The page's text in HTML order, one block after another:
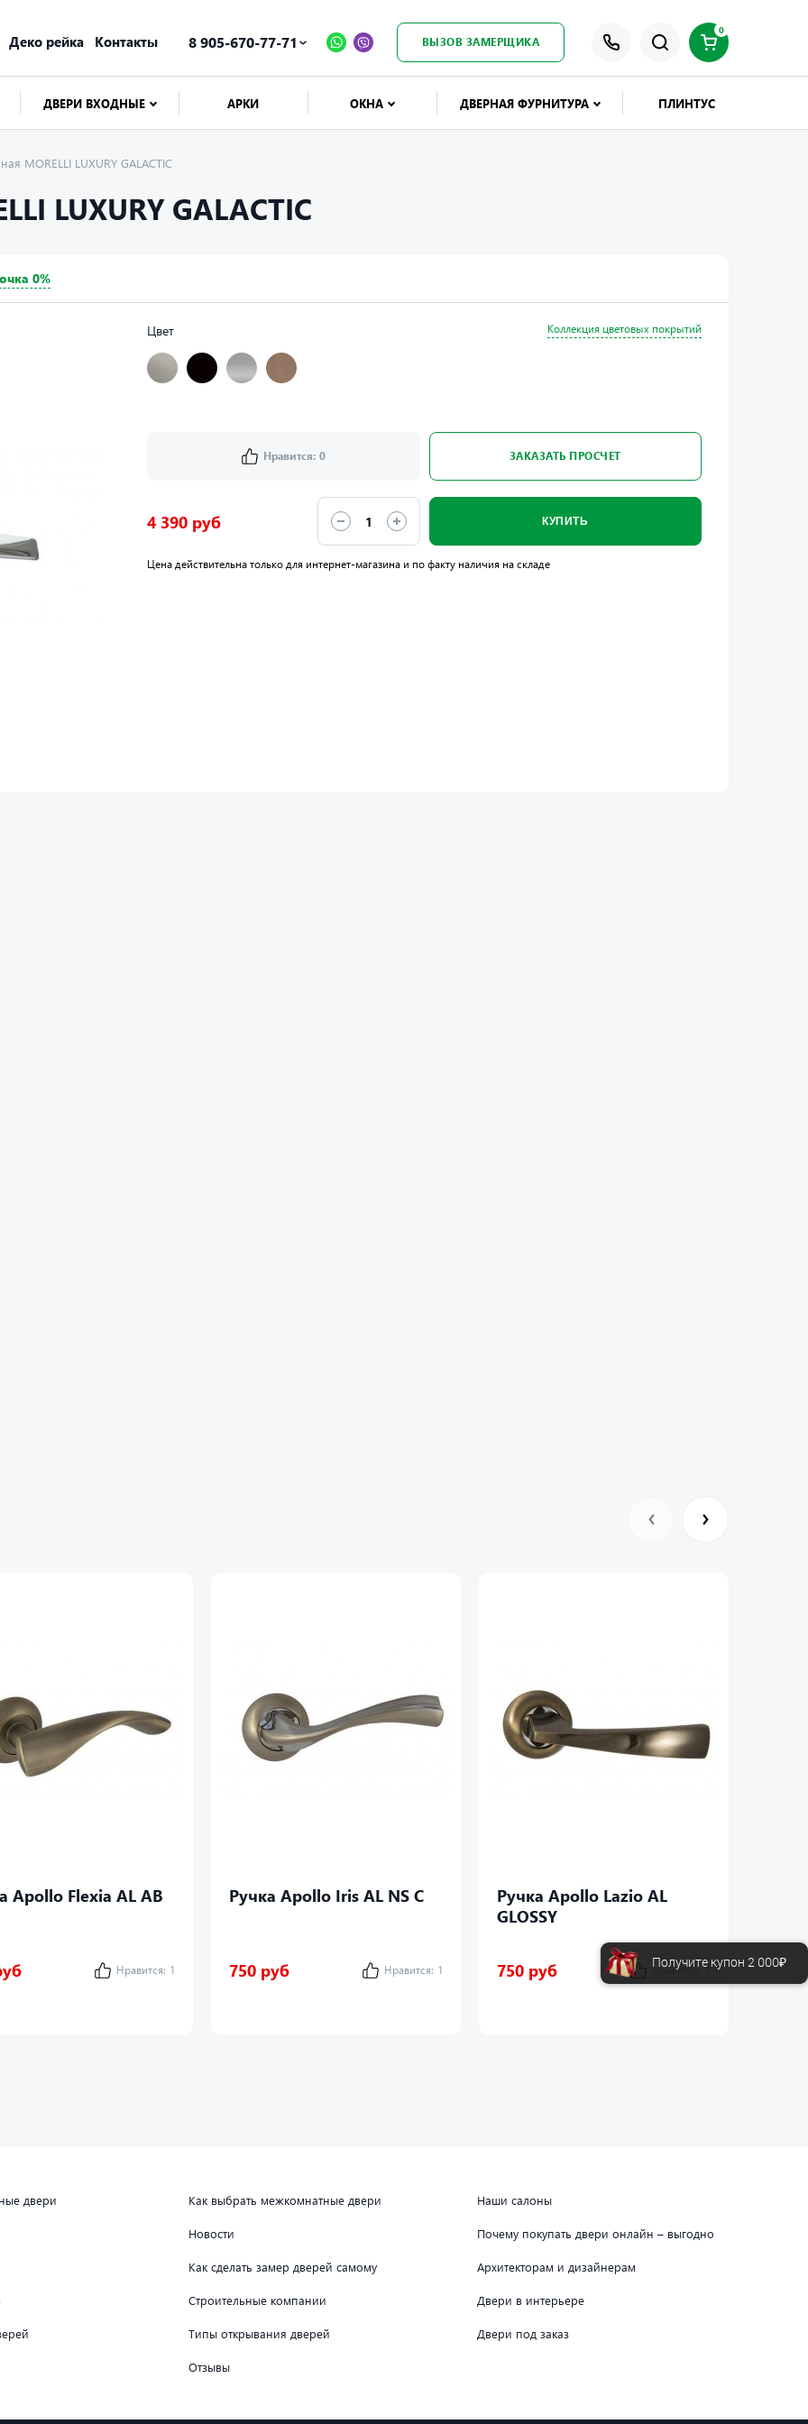
Деко рейка Контакты 8 905-670-77-71 ВЫЗОВ ЗАМЕРЩИКА
0
ДВЕРИ ВХОДНЫЕ АРКИ ОКНА ДВЕРНАЯ ФУРНИТУРА ПЛИНТУС
MORELLI LUXURY GALACTIC
LUXURY GALACTIC
0%
Цвет Коллекция цветовых покрытий
Нравится: 0 ЗАКАЗАТЬ ПРОСЧЕТ
4 390 руб КУПИТЬ
Цена действительна только для интернет-магазина и по факту наличия на складе
Apollo Flexia AL AB
Нравится: 1
Ручка Apollo Iris AL NS C
750 руб Нравится: 1
Ручка Apollo Lazio AL
GLOSSY
750 руб Нравится: 1 750
двери Как выбрать межкомнатные двери Наши салоны
Новости Почему покупать двери онлайн – выгодно
Как сделать замер дверей самому Архитекторам и дизайнерам
Строительные компании Двери в интерьере
Типы открывания дверей Двери под заказ
Отзывы
Получите купон 2 000₽